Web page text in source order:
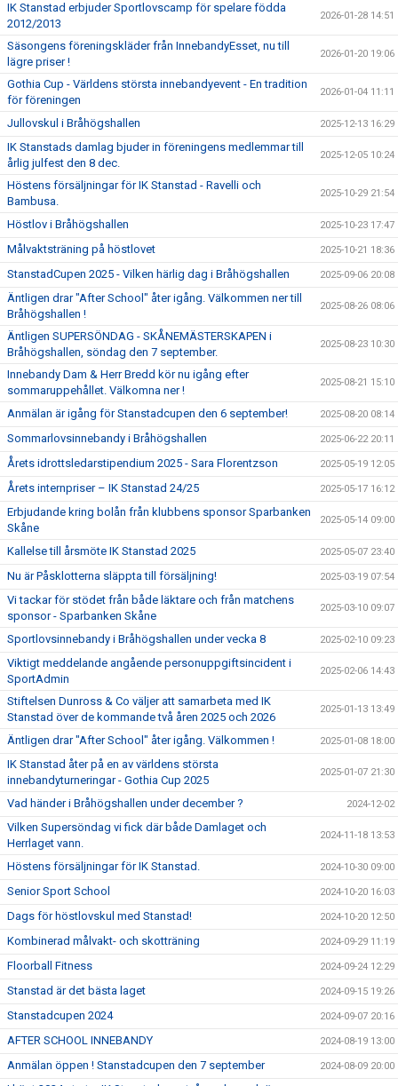
IK Stanstad erbjuder Sportlovscamp för spelare födda
2012/2013
2026-01-28 14:51
Säsongens föreningskläder från InnebandyEsset, nu till
lägre priser !
2026-01-20 19:06
Gothia Cup - Världens största innebandyevent - En tradition
för föreningen
2026-01-04 11:11
Jullovskul i Bråhögshallen 2025-12-13 16:29
IK Stanstads damlag bjuder in föreningens medlemmar till
årlig julfest den 8 dec.
2025-12-05 10:24
Höstens försäljningar för IK Stanstad - Ravelli och
Bambusa.
2025-10-29 21:54
Höstlov i Bråhögshallen 2025-10-23 17:47
Målvaktsträning på höstlovet 2025-10-21 18:36
StanstadCupen 2025 - Vilken härlig dag i Bråhögshallen 2025-09-06 20:08
Äntligen drar "After School" åter igång. Välkommen ner till
Bråhögshallen !
2025-08-26 08:06
Äntligen SUPERSÖNDAG - SKÅNEMÄSTERSKAPEN i
Bråhögshallen, söndag den 7 september.
2025-08-23 10:30
Innebandy Dam & Herr Bredd kör nu igång efter
sommaruppehållet. Välkomna ner !
2025-08-21 15:10
Anmälan är igång för Stanstadcupen den 6 september! 2025-08-20 08:14
Sommarlovsinnebandy i Bråhögshallen 2025-06-22 20:11
Årets idrottsledarstipendium 2025 - Sara Florentzson 2025-05-19 12:05
Årets internpriser – IK Stanstad 24/25 2025-05-17 16:12
Erbjudande kring bolån från klubbens sponsor Sparbanken
Skåne
2025-05-14 09:00
Kallelse till årsmöte IK Stanstad 2025 2025-05-07 23:40
Nu är Påsklotterna släppta till försäljning! 2025-03-19 07:54
Vi tackar för stödet från både läktare och från matchens
sponsor - Sparbanken Skåne
2025-03-10 09:07
Sportlovsinnebandy i Bråhögshallen under vecka 8 2025-02-10 09:23
Viktigt meddelande angående personuppgiftsincident i
SportAdmin
2025-02-06 14:43
Stiftelsen Dunross & Co väljer att samarbeta med IK
Stanstad över de kommande två åren 2025 och 2026
2025-01-13 13:49
Äntligen drar "After School" åter igång. Välkommen ! 2025-01-08 18:00
IK Stanstad åter på en av världens största
innebandyturneringar - Gothia Cup 2025
2025-01-07 21:30
Vad händer i Bråhögshallen under december ? 2024-12-02
Vilken Supersöndag vi fick där både Damlaget och
Herrlaget vann.
2024-11-18 13:53
Höstens försäljningar för IK Stanstad. 2024-10-30 09:00
Senior Sport School 2024-10-20 16:03
Dags för höstlovskul med Stanstad! 2024-10-20 12:50
Kombinerad målvakt- och skotträning 2024-09-29 11:19
Floorball Fitness 2024-09-24 12:29
Stanstad är det bästa laget 2024-09-15 19:26
Stanstadcupen 2024 2024-09-07 20:16
AFTER SCHOOL INNEBANDY 2024-08-19 13:00
Anmälan öppen ! Stanstadcupen den 7 september 2024-08-09 20:00